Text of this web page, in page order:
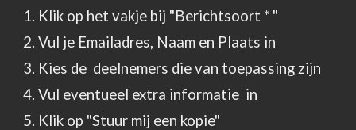
Klik op het vakje bij "Berichtsoort * "
Vul je Emailadres, Naam en Plaats in
Kies de deelnemers die van toepassing zijn
Vul eventueel extra informatie in
Klik op "Stuur mij een kopie"